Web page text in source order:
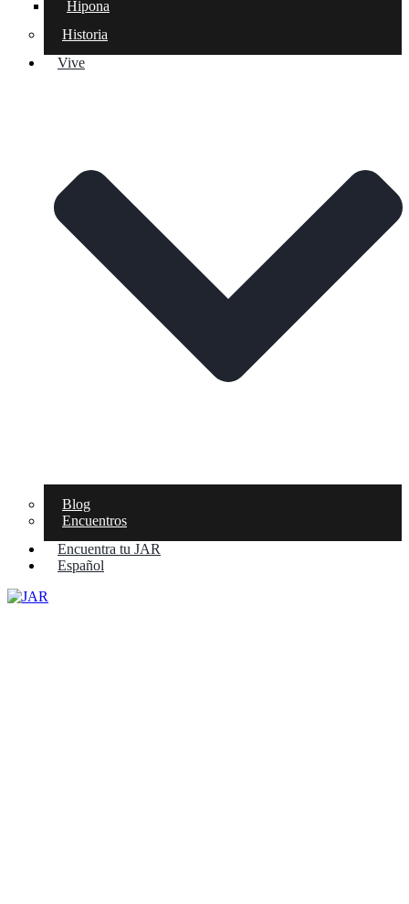
Hipona
Historia
Vive
Blog
Encuentros
Encuentra tu JAR
Español